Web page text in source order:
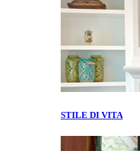
STILE DI VITA